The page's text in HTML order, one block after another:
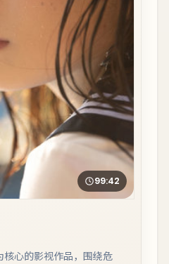
99:42
心的影视作品，围绕危